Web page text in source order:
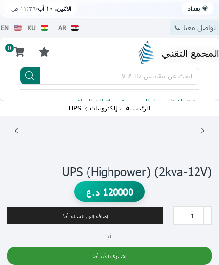
🌞 بغداد الاثنين، ١٠ آب ١١:٣٦ ص
تواصل معنا 📞 AR
KU
EN
المجمع التقني 0
ابحث عن مقاييس V-A-Hz
يتوفر لدينا توصيل الى جميع محافظات العراق
الرئيسية إلكترونيات UPS
(2kva-12V) (highpower) UPS
120000 د.ع
إضافة إلى السلة
أو
اشتري الآن